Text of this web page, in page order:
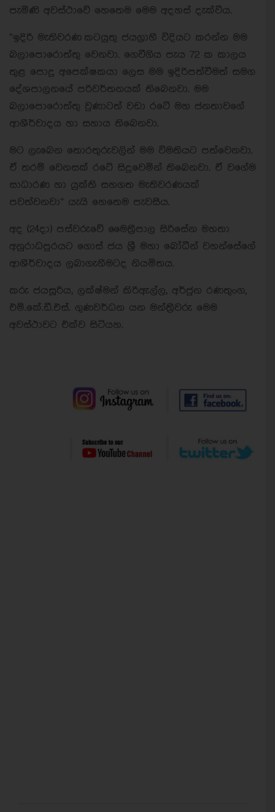
පැමිණි අවස්ථාවේ හෙතෙම මෙම අදහස් දැක්වීය.
“ඉදිරි මැතිවරණ කටයුතු ජයග්‍රාහී විදියට කරන්න මම
බලාපොරොත්තු වෙනවා. ගෙවීගිය පැය 72 ක කාලය
තුළ පොදු අපෙක්ෂකයා ලෙස මම ඉදිරිපත්වීමත් සමග
දේශපාලනයේ පරිවර්තනයක් තිබෙනවා. මම
බලාපොරොත්තු වුණාටත් වඩා රටේ මහ ජනතාවගේ
ආශීර්වාදය හා සහාය තිබෙනවා.
මට ලැබෙන තොරතුරුවලින් මම විමතියට පත්වෙනවා.
ඒ තරම් වෙනසක් රටේ සිදුවෙමින් තිබෙනවා. ඒ වගේම
සාධාරණ හා යුක්ති සහගත මැතිවරණයක්
පවත්වනවා“ යැයි හෙතෙම පැවසීය.
අද (24දා) පස්වරුවේ මෛත්‍රීපාල සිරිසේන මහතා
අනුරාධපුරයට ගොස් ජය ශ්‍රී මහා බෝධීන් වහන්සේගේ
ආශීර්වාදය ලබාගැනීමටද නියමිතය.
කරු ජයසූරිය, ලක්ෂ්මන් කිරිඇල්ල, අර්ජුන රණතුංග,
එම්.කේ.ඩී.එස්. ගුණවර්ධන යන මන්ත්‍රීවරු මෙම
අවස්ථාවට එක්ව සිටියහ.